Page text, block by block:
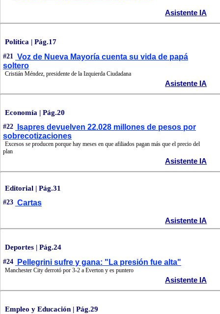
Asistente IA
Política | Pág.17
#21
Voz de Nueva Mayoría cuenta su vida de papá
soltero
Cristián Méndez, presidente de la Izquierda Ciudadana
Asistente IA
Economía | Pág.20
#22
Isapres devuelven 22.028 millones de pesos por
sobrecotizaciones
Excesos se producen porque hay meses en que afiliados pagan más que el precio del
plan
Asistente IA
Editorial | Pág.31
#23 Cartas
Asistente IA
Deportes | Pág.24
#24 Pellegrini sufre y gana: "La presión fue alta"
Manchester City derrotó por 3-2 a Everton y es puntero
Asistente IA
Empleo y Educación | Pág.29